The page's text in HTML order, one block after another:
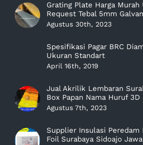
Grating Plate Harga Murah
Request Tebal 5mm
Agustus 30th, 2023
Spesifikasi Pagar BRC
Ukuran Standart
April 16th, 2019
Jual Akrilik Lembaran
Box Papan Nama Huruf 3D
Agustus 7th, 2023
Supplier Insulasi Peredam
Foil Surabaya Sidoajo